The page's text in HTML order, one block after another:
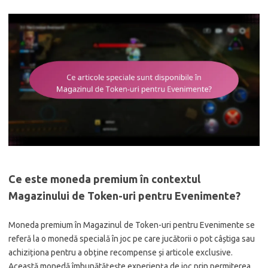
Ce este moneda premium în contextul
Magazinului de Token-uri pentru Evenimente?
Moneda premium în Magazinul de Token-uri pentru Evenimente se
referă la o monedă specială în joc pe care jucătorii o pot câștiga sau
achiziționa pentru a obține recompense și articole exclusive.
Această monedă îmbunătățește experiența de joc prin permiterea